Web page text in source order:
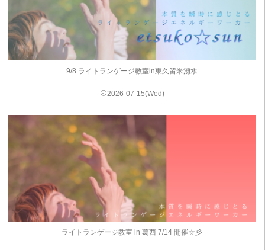
9/8 ライトランゲージ教室in東久留米湧水
2026-07-15(Wed)
ライトランゲージ教室 in 葛西 7/14 開催☆彡